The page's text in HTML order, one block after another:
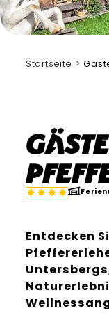
Startseite
Entdecken